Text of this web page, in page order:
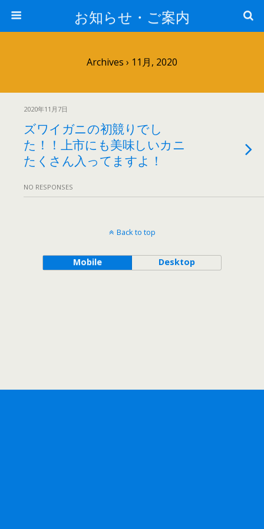
お知らせ・ご案内
Archives › 11月, 2020
2020年11月7日
ズワイガニの初競りでし
た！！上市にも美味しいカニ
たくさん入ってますよ！
NO RESPONSES
Back to top
Mobile Desktop